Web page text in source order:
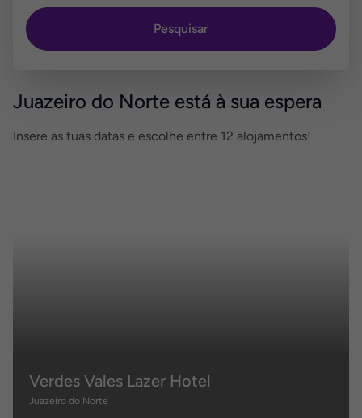
Pesquisar
Juazeiro do Norte está à sua espera
Insere as tuas datas e escolhe entre 12 alojamentos!
Verdes Vales Lazer Hotel
Juazeiro do Norte